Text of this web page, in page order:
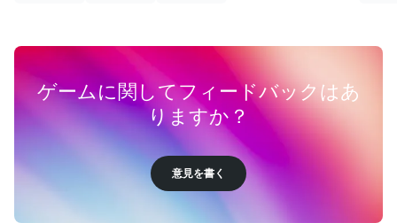
ゲームに関してフィードバックはあ
りますか？
意見を書く